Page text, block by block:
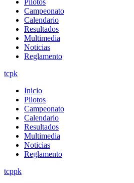
Campeonato
Calendario
Resultados
Multimedia
Noticias
Reglamento
tcpk
Inicio
Pilotos
Campeonato
Calendario
Resultados
Multimedia
Noticias
Reglamento
tcppk